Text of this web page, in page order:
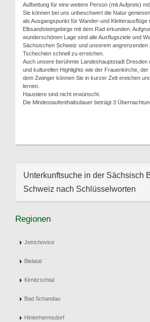
Aufbettung für eine weitere Person (mit Aufpreis)
Sie können bei uns unbeschwert die Natur
als Ausgangspunkt für Wander-und Kletterausflüge
Elbsandsteingebirge mit dem Rad erkunden.
wunderschönen Lage sind alle Ausflugsziele und
Sächsischen Schweiz und unserem angrenzenden
Tschechien schnell zu erreichen.
Auch unsere berühmte Landeshauptstadt Dresden
und kulturellen Highlights wie der Frauenkirche,
dem Zwinger können Sie in kurzer Zeit ereichen
lernen.
Haustiere sind nicht erwünscht.
Die Mindestaufenthaltsdauer beträgt 3
Unterkunftsuche in der Sächsisch
Schweiz nach Schlüsselworten
Regionen
Jetrichovice
Bielatal
Kirnitzschtal
Bad Schandau
Hinterhermsdorf